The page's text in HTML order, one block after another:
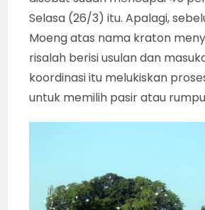
Selasa (26/3) itu. Apalagi,
Moeng atas nama kraton
risalah berisi usulan dan
koordinasi itu melukiskan
untuk memilih pasir atau